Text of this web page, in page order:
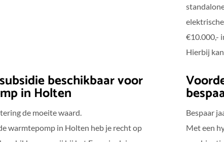
€10.000,-
Hierbij
beschikbaar voor
in Holten
de moeite waard.
warmtepomp in Holten heb je recht op
Bespaar
Met een